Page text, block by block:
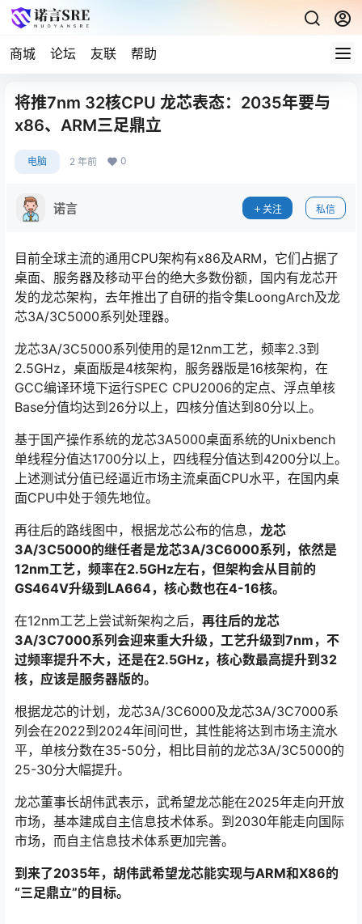
商城 论坛 友联 帮助
将推7nm 32核CPU 龙芯表态：2035年要与
x86、ARM三足鼎立
电脑 2 年前 0
诺言 关注 私信
目前全球主流的通用CPU架构有x86及ARM，它们占据了
桌面、服务器及移动平台的绝大多数份额，国内有龙芯开
发的龙芯架构，去年推出了自研的指令集LoongArch及龙
芯3A/3C5000系列处理器。
龙芯3A/3C5000系列使用的是12nm工艺，频率2.3到
2.5GHz，桌面版是4核架构，服务器版是16核架构，在
GCC编译环境下运行SPEC CPU2006的定点、浮点单核
Base分值均达到26分以上，四核分值达到80分以上。
基于国产操作系统的龙芯3A5000桌面系统的Unixbench
单线程分值达1700分以上，四线程分值达到4200分以上。
上述测试分值已经逼近市场主流桌面CPU水平，在国内桌
面CPU中处于领先地位。
再往后的路线图中，根据龙芯公布的信息， 龙芯
3A/3C5000的继任者是龙芯3A/3C6000系列，依然是
12nm工艺，频率在2.5GHz左右，但架构会从目前的
GS464V升级到LA664，核心数也在4-16核。
在12nm工艺上尝试新架构之后， 再往后的龙芯
3A/3C7000系列会迎来重大升级，工艺升级到7nm，不
过频率提升不大，还是在2.5GHz，核心数最高提升到32
核，应该是服务器版的。
根据龙芯的计划，龙芯3A/3C6000及龙芯3A/3C7000系
列会在2022到2024年间问世，其性能将达到市场主流水
平，单核分数在35-50分，相比目前的龙芯3A/3C5000的
25-30分大幅提升。
龙芯董事长胡伟武表示，武希望龙芯能在2025年走向开放
市场，基本建成自主信息技术体系。到2030年能走向国际
市场，而自主信息技术体系更加完善。
到来了2035年，胡伟武希望龙芯能实现与ARM和X86的
“三足鼎立”的目标。